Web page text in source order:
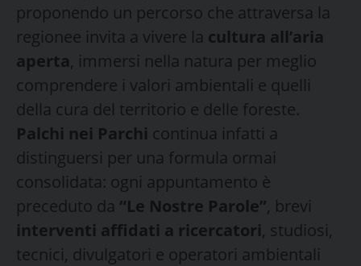
proponendo un percorso che attraversa la
regionee invita a vivere la cultura all’aria
aperta, immersi nella natura per meglio
comprendere i valori ambientali e quelli
della cura del territorio e delle foreste.
Palchi nei Parchi continua infatti a
distinguersi per una formula ormai
consolidata: ogni appuntamento è
preceduto da “Le Nostre Parole”, brevi
interventi affidati a ricercatori, studiosi,
tecnici, divulgatori e operatori ambientali